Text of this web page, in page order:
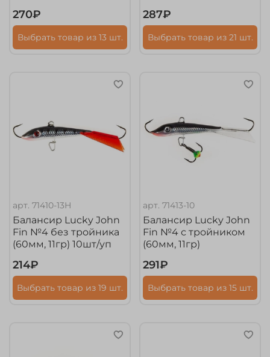
270₽
Выбрать товар из 13 шт.
287₽
Выбрать товар из 21 шт.
арт.71410-13H
Балансир Lucky John
Fin №4 без тройника
(60мм, 11гр) 10шт/уп
214₽
Выбрать товар из 19 шт.
арт.71413-10
Балансир Lucky John
Fin №4 с тройником
(60мм, 11гр)
291₽
Выбрать товар из 15 шт.